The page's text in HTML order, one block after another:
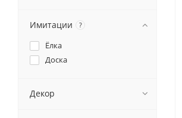
Имитации ?
Ёлка
Доска
Декор